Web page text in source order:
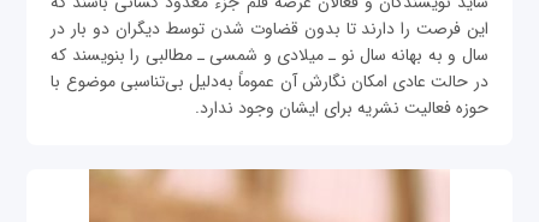
این فرصت را دارند تا بدون قضاوت شدن توسط دیگران دو بار در
سال و به بهانه سال نو ـ میلادی و شمسی ـ مطالبی را بنویسند که
در حالت عادی امکان نگارش آن عموماً به‌دلیل بی‌تناسبی موضوع با
حوزه فعالیت نشریه برای ایشان وجود ندارد.